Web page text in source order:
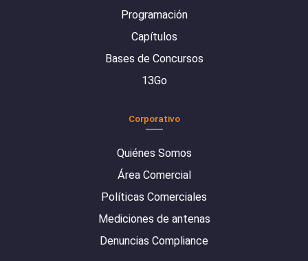
Programación
Capítulos
Bases de Concursos
13Go
Corporativo
Quiénes Somos
Área Comercial
Políticas Comerciales
Mediciones de antenas
Denuncias Compliance